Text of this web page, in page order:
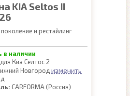
KIA Seltos II
поколение и рестайлинг
в наличии
для Киа Селтос 2
Новгород изменить
CARFORMA (Россия)